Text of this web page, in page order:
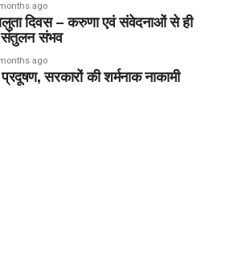
ago
दिवस – करुणा एवं संवेदनाओं से ही
संतुलन संभव
ago
सरकारों की शर्मनाक नाकामी